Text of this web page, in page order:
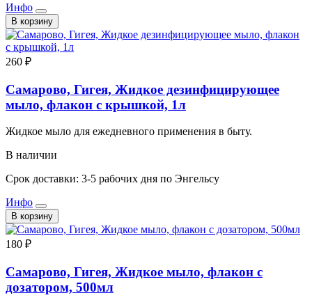
Инфо
В корзину
260 ₽
Самарово, Гигея, Жидкое дезинфицирующее
мыло, флакон с крышкой, 1л
Жидкое мыло для ежедневного применения в быту.
В наличии
Срок доставки: 3-5 рабочих дня по Энгельсу
Инфо
В корзину
180 ₽
Самарово, Гигея, Жидкое мыло, флакон с
дозатором, 500мл